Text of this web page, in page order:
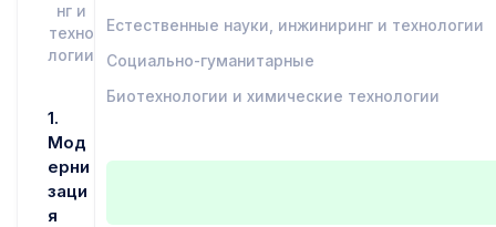
нг и
техно
логии
1.
Мод
ерни
заци
я
Естественные науки, инжиниринг и технологии
Социально-гуманитарные
Биотехнологии и химические технологии